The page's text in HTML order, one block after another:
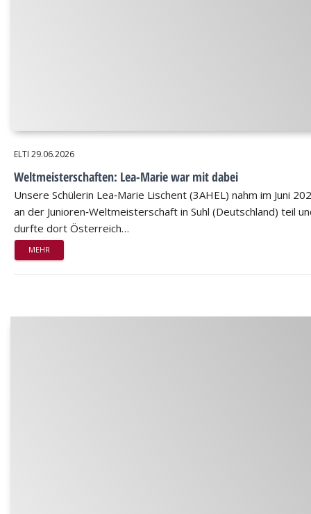
ELTI 29.06.2026
Weltmeisterschaften: Lea-Marie war mit dabei
Unsere Schülerin Lea‑Marie Lischent (3AHEL) nahm im Juni
an der Junioren‑Weltmeisterschaft in Suhl (Deutschland) teil
durfte dort Österreich…
MEHR